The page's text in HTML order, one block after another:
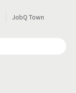
JobQ Town